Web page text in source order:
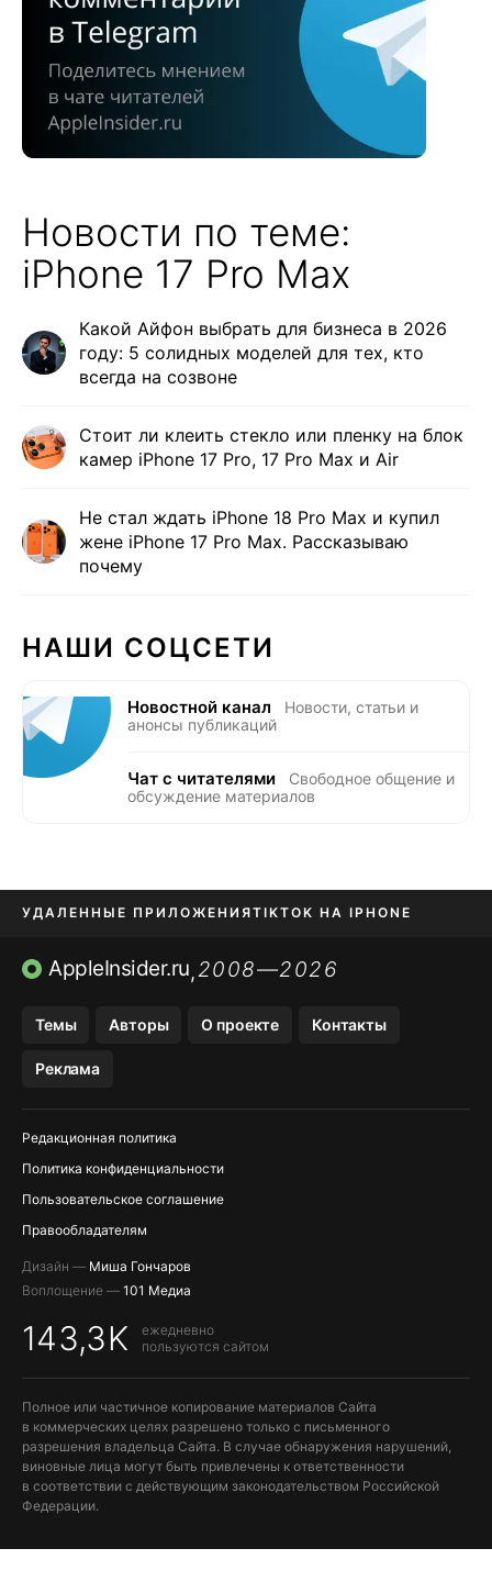
Новости по теме:
iPhone 17 Pro Max
Какой Айфон выбрать для бизнеса в 2026
году: 5 солидных моделей для тех, кто
всегда на созвоне
Стоит ли клеить стекло или пленку на блок
камер iPhone 17 Pro, 17 Pro Max и Air
Не стал ждать iPhone 18 Pro Max и купил
жене iPhone 17 Pro Max. Рассказываю
почему
НАШИ СОЦСЕТИ
Новостной канал
Новости, статьи и
анонсы публикаций
Чат с читателями
Свободное общение и
обсуждение материалов
УДАЛЕННЫЕ ПРИЛОЖЕНИЯTIKTOK НА IPHONE
ПРИЛОЖЕНИЯ БЕЗ APP STORE
AppleInsider.ru,2008—2026
Темы Авторы О проекте Контакты
Реклама
Редакционная политика
Политика конфиденциальности
Пользовательское соглашение
Правообладателям
Дизайн — Миша Гончаров
Воплощение — 101 Медиа
143,3K
ежедневно
пользуются сайтом
Полное или частичное копирование материалов Сайта
в коммерческих целях разрешено только с письменного
разрешения владельца Сайта. В случае обнаружения нарушений,
виновные лица могут быть привлечены к ответственности
в соответствии с действующим законодательством Российской
Федерации.